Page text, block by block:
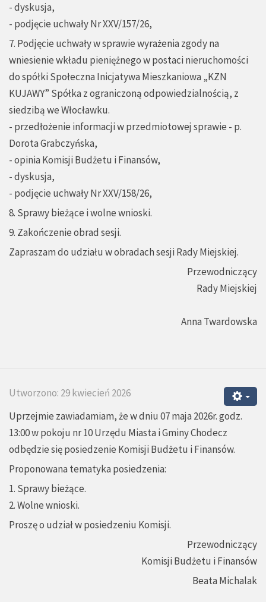
- dyskusja,
- podjęcie uchwały Nr XXV/157/26,
7. Podjęcie uchwały w sprawie wyrażenia zgody na
wniesienie wkładu pieniężnego w postaci nieruchomości
do spółki Społeczna Inicjatywa Mieszkaniowa „KZN
KUJAWY” Spółka z ograniczoną odpowiedzialnością, z
siedzibą we Włocławku.
- przedłożenie informacji w przedmiotowej sprawie - p.
Dorota Grabczyńska,
- opinia Komisji Budżetu i Finansów,
- dyskusja,
- podjęcie uchwały Nr XXV/158/26,
8. Sprawy bieżące i wolne wnioski.
9. Zakończenie obrad sesji.
Zapraszam do udziału w obradach sesji Rady Miejskiej.
Przewodniczący
Rady Miejskiej
Anna Twardowska
Utworzono: 29 kwiecień 2026
Uprzejmie zawiadamiam, że w dniu 07 maja 2026r. godz.
13:00 w pokoju nr 10 Urzędu Miasta i Gminy Chodecz
odbędzie się posiedzenie Komisji Budżetu i Finansów.
Proponowana tematyka posiedzenia:
1. Sprawy bieżące.
2. Wolne wnioski.
Proszę o udział w posiedzeniu Komisji.
Przewodniczący
Komisji Budżetu i Finansów
Beata Michalak